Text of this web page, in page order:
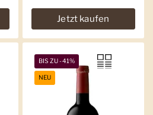
Jetzt kaufen
BIS ZU -41%
NEU